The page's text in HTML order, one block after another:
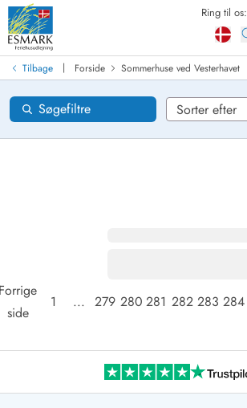
Ring til os:
Tilbage | Forside Sommerhuse ved Vesterhavet
side
1 ... 279 280 281 282 283 284
Søgefiltre
Find sommerhus
Ankomst
Områder